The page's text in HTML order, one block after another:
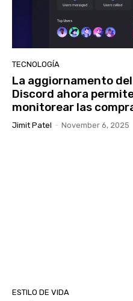
TECNOLOGÍA
La aggiornamento
Discord ahora
monitorear las
Jimit Patel - November 6, 2025
ESTILO DE VIDA